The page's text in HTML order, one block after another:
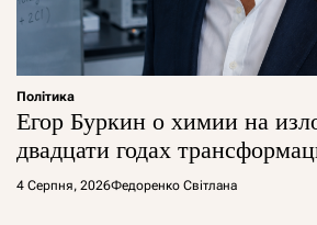
Політика
Егор Буркин о химии на
двадцати годах
4 Серпня, 2026Федоренко Світлана